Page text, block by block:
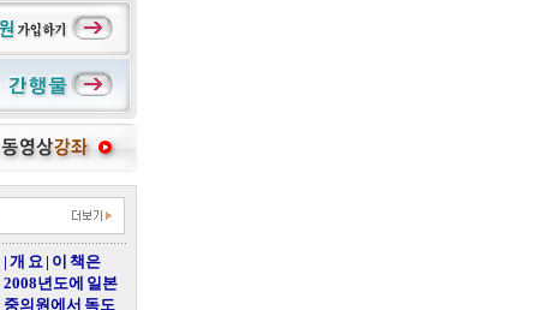
| 개 요 | 이 책은
2008년도에 일본
중의원에서 독도